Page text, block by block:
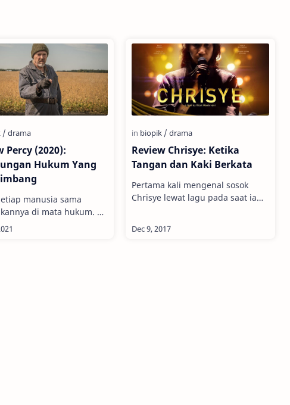
Percy (2020):
Hukum Yang
manusia sama
di mata hukum.
kiranya yang tertulis di
dan peraturan
Review Chrisye: Ketika
Tangan dan Kaki Berkata
Pertama kali mengenal sosok
Chrisye lewat lagu pada saat ia
lagu duet bersama musisi mu…